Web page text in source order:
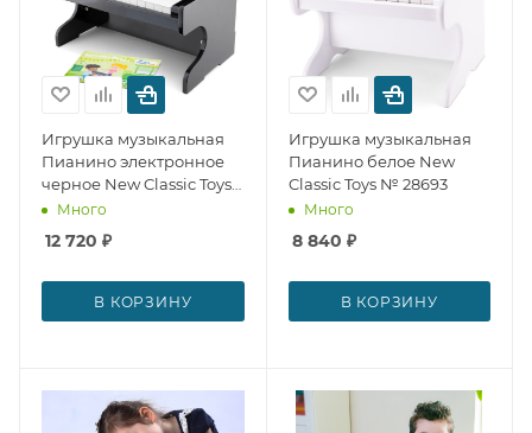
Игрушка музыкальная
Пианино электронное
черное New Classic Toys
№ 28694
Много
12 720 ₽
В КОРЗИНУ
Игрушка музыкальная
Пианино белое New
Classic Toys № 28693
Много
8 840 ₽
В КОРЗИНУ